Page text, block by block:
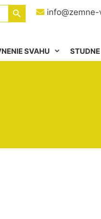
Search Button
SVAHU STUDNE